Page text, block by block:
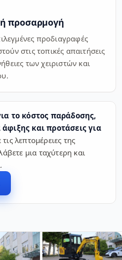
προσαρμογή
προδιαγραφές
στις τοπικές απαιτήσεις
των χειριστών και
το κόστος παράδοσης,
και προτάσεις για
λεπτομέρειες της
μια ταχύτερη και